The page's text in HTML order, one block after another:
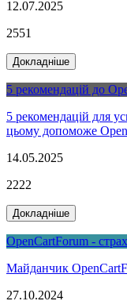
12.07.2025
2551
Докладніше
5 рекомендацій до
5 рекомендацій для
цьому допоможе
14.05.2025
2222
Докладніше
OpenCartForum -
Майданчик
27.10.2024